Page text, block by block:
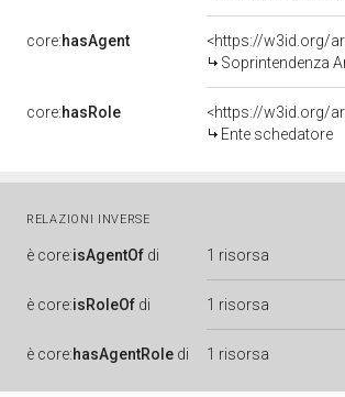
core:hasAgent
<https://w3id.org/
Soprintendenza
core:hasRole
<https://w3id.org/
Ente schedatore
RELAZIONI INVERSE
è core:isAgentOf di 1 risorsa
è core:isRoleOf di 1 risorsa
è core:hasAgentRole di 1 risorsa